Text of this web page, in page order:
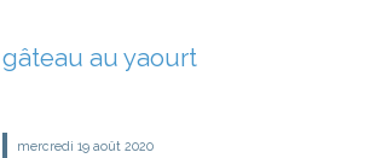
gâteau au yaourt
mercredi 19 août 2020